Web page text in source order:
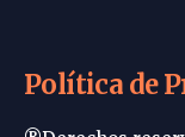
Política de